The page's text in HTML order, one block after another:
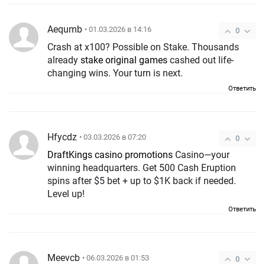
0
Aequmb • 01.03.2026 в 14:16
Crash at x100? Possible on Stake. Thousands
already stake original games
changing wins. Your turn is next.
Ответить
0
Hfycdz • 03.03.2026 в 07:20
DraftKings casino promotions Casino—your
winning headquarters. Get 500 Cash Eruption
spins after $5 bet + up to $1K back if needed.
Level up!
Ответить
0
Meevcb • 06.03.2026 в 01:53